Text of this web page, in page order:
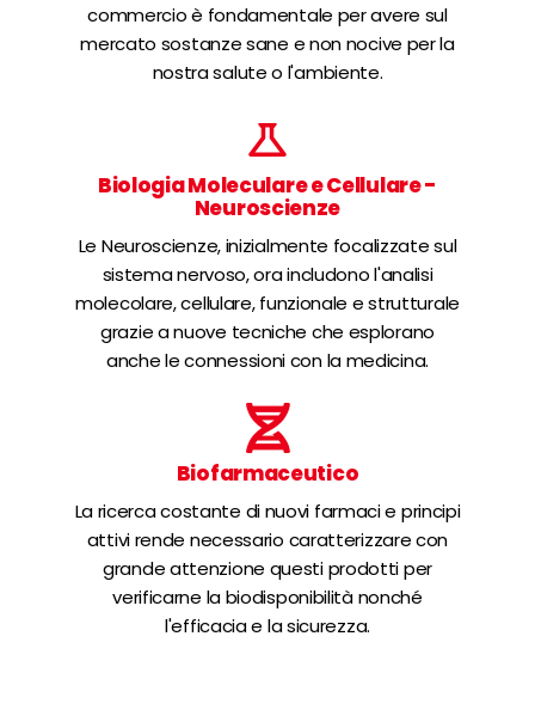
commercio è fondamentale per avere sul
mercato sostanze sane e non nocive per la
nostra salute o l'ambiente.
Biologia Moleculare e Cellulare -
Neuroscienze
Le Neuroscienze, inizialmente focalizzate sul
sistema nervoso, ora includono l'analisi
molecolare, cellulare, funzionale e strutturale
grazie a nuove tecniche che esplorano
anche le connessioni con la medicina.
Biofarmaceutico
La ricerca costante di nuovi farmaci e principi
attivi rende necessario caratterizzare con
grande attenzione questi prodotti per
verificarne la biodisponibilità nonché
l'efficacia e la sicurezza.